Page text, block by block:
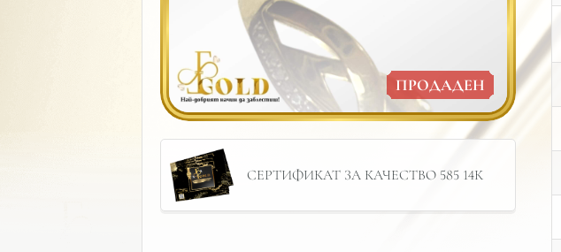
ПРОДАДЕН
СЕРТИФИКАТ ЗА КАЧЕСТВО 585 14К